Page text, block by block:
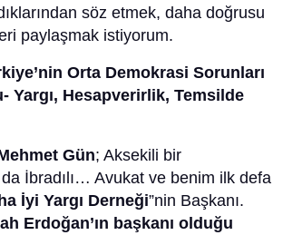
söz etmek, daha doğrusu
paylaşmak istiyorum.
Orta Demokrasi Sorunları
Yargı, Hesapverirlik, Temsilde
Gün; Aksekili bir
İbradılı… Avukat ve benim ilk defa
İyi Yargı Derneği”nin Başkanı.
Erdoğan’ın başkanı olduğu